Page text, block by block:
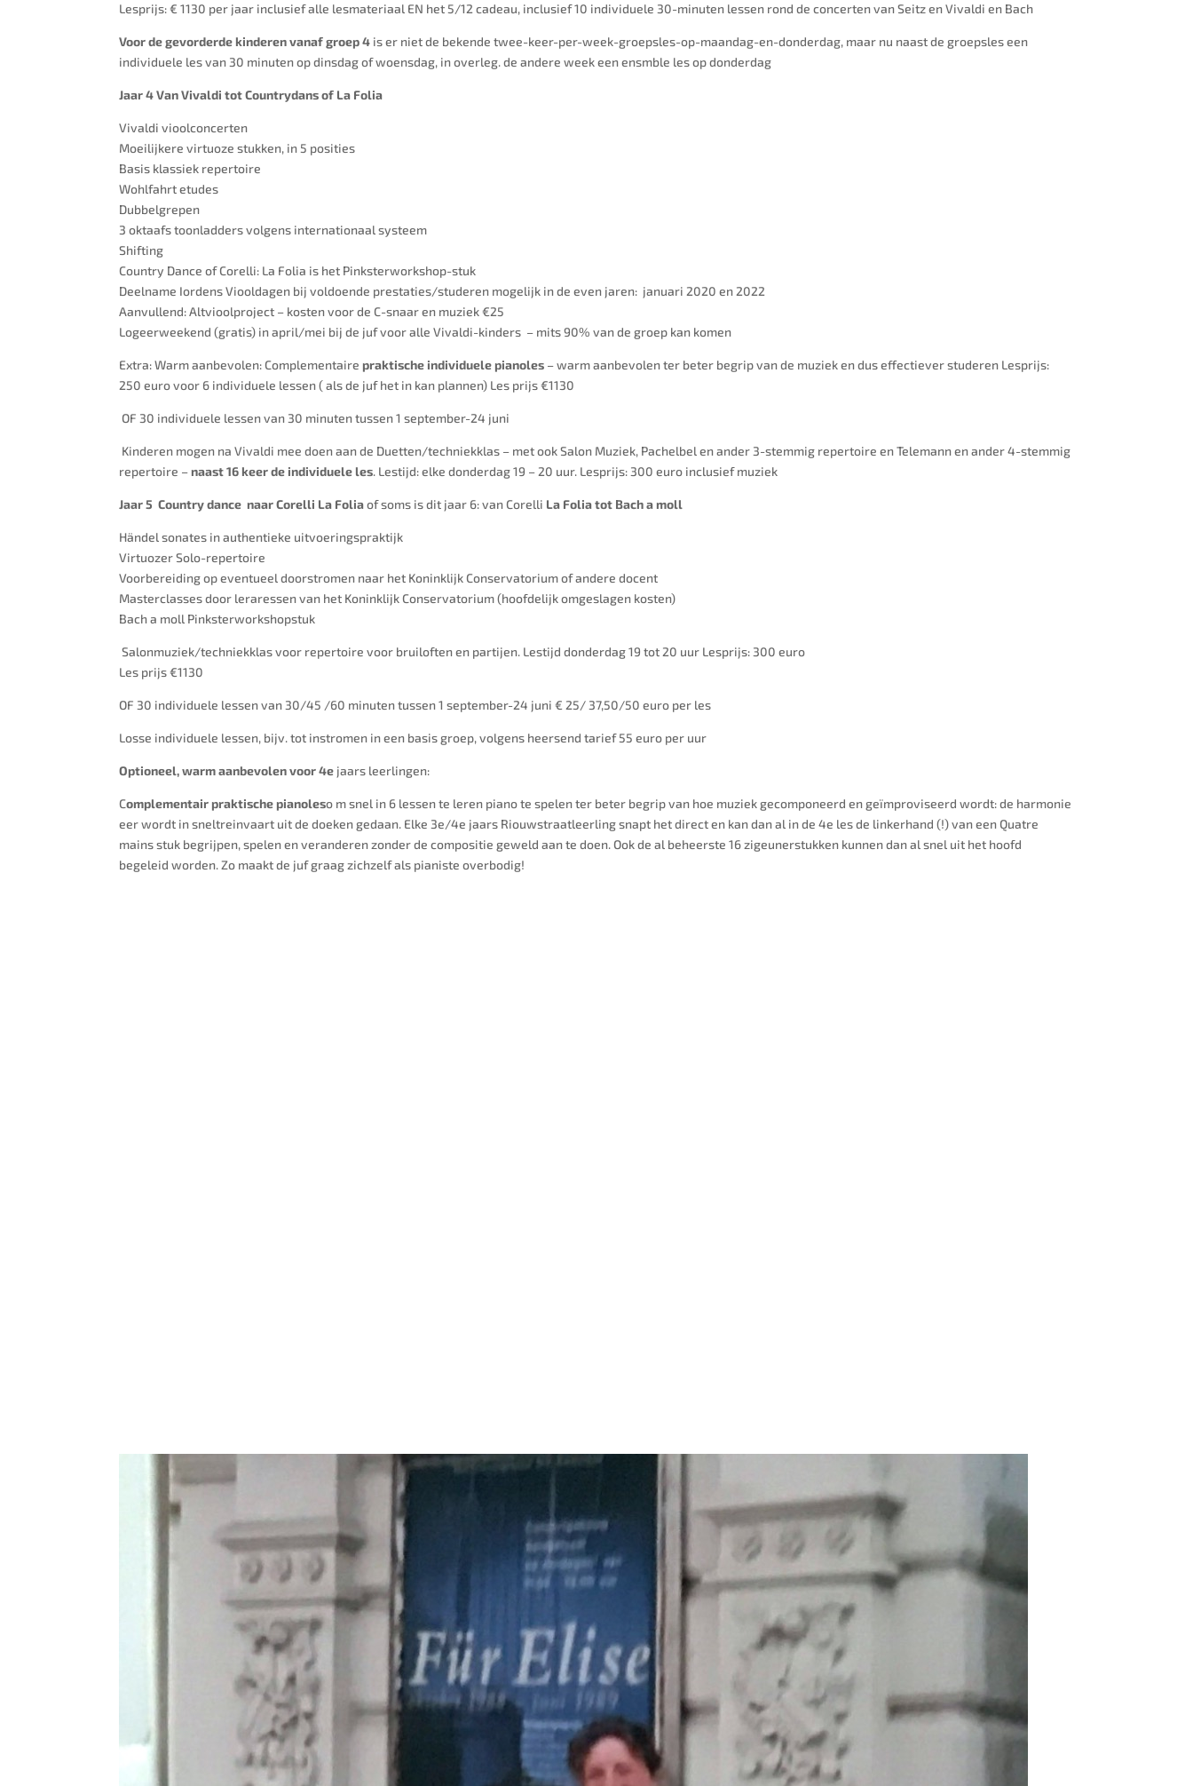
Lesprijs: € 1130 per jaar inclusief alle lesmateriaal EN het 5/12 cadeau, inclusief 10 individuele 30-minuten lessen rond de concerten van Seitz en Vivaldi en Bach
Voor de gevorderde kinderen vanaf groep 4 is er niet de bekende twee-keer-per-week-groepsles-op-maandag-en-donderdag, maar nu naast de groepsles een
individuele les van 30 minuten op dinsdag of woensdag, in overleg. de andere week een ensmble les op donderdag
Jaar 4 Van Vivaldi tot Countrydans of La Folia
Vivaldi vioolconcerten
Moeilijkere virtuoze stukken, in 5 posities
Basis klassiek repertoire
Wohlfahrt etudes
Dubbelgrepen
3 oktaafs toonladders volgens internationaal systeem
Shifting
Country Dance of Corelli: La Folia is het Pinksterworkshop-stuk
Deelname Iordens Viooldagen bij voldoende prestaties/studeren mogelijk in de even jaren: januari 2020 en 2022
Aanvullend: Altvioolproject – kosten voor de C-snaar en muziek €25
Logeerweekend (gratis) in april/mei bij de juf voor alle Vivaldi-kinders – mits 90% van de groep kan komen
Extra: Warm aanbevolen: Complementairepraktische individuele pianoles – warm aanbevolen ter beter begrip van de muziek en dus effectiever studeren Lesprijs:
250 euro voor 6 individuele lessen ( als de juf het in kan plannen) Les prijs €1130
OF 30 individuele lessen van 30 minuten tussen 1 september-24 juni
Kinderen mogen na Vivaldi mee doen aan de Duetten/techniekklas – met ook Salon Muziek, Pachelbel en ander 3-stemmig repertoire en Telemann en ander 4-stemmig
repertoire –naast 16 keer de individuele les. Lestijd: elke donderdag 19 – 20 uur. Lesprijs: 300 euro inclusief muziek
Jaar 5 Country dance naar Corelli La Foliaof soms is dit jaar 6: van Corelli La Folia tot Bach a moll
Händel sonates in authentieke uitvoeringspraktijk
Virtuozer Solo-repertoire
Voorbereiding op eventueel doorstromen naar het Koninklijk Conservatorium of andere docent
Masterclasses door leraressen van het Koninklijk Conservatorium (hoofdelijk omgeslagen kosten)
Bach a moll Pinksterworkshopstuk
Salonmuziek/techniekklas voor repertoire voor bruiloften en partijen. Lestijd donderdag 19 tot 20 uur Lesprijs: 300 euro
Les prijs €1130
OF 30 individuele lessen van 30/45 /60 minuten tussen 1 september-24 juni € 25/ 37,50/50 euro per les
Losse individuele lessen, bijv. tot instromen in een basis groep, volgens heersend tarief 55 euro per uur
Optioneel, warm aanbevolen voor 4e jaars leerlingen:
Complementair praktische pianoleso m snel in 6 lessen te leren piano te spelen ter beter begrip van hoe muziek gecomponeerd en geïmproviseerd wordt: de harmonie
eer wordt in sneltreinvaart uit de doeken gedaan. Elke 3e/4e jaars Riouwstraatleerling snapt het direct en kan dan al in de 4e les de linkerhand (!) van een Quatre
mains stuk begrijpen, spelen en veranderen zonder de compositie geweld aan te doen. Ook de al beheerste 16 zigeunerstukken kunnen dan al snel uit het hoofd
begeleid worden. Zo maakt de juf graag zichzelf als pianiste overbodig!